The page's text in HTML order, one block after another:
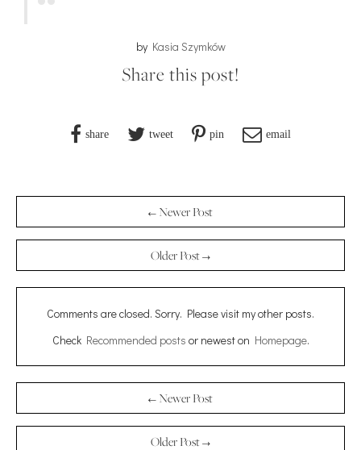
by Kasia Szymków
Share this post!
share tweet pin email
← Newer Post
Older Post →
Comments are closed. Sorry. Please visit my other posts.
Check Recommended posts or newest on Homepage.
← Newer Post
Older Post →